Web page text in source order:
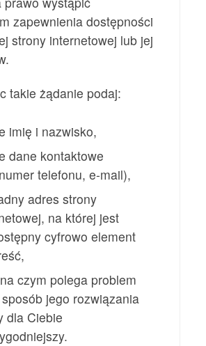
zapewnienia dostępności
strony internetowej lub jej
takie żądanie podaj:
imię i nazwisko,
dane kontaktowe
telefonu, e-mail),
adres strony
na której jest
cyfrowo element
czym polega problem
jego rozwiązania
dla Ciebie